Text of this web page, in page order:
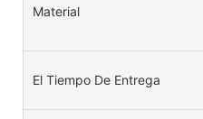
Material
El Tiempo De Entrega